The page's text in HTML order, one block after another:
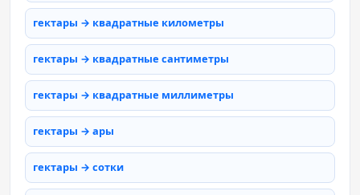
гектары → квадратные километры
гектары → квадратные сантиметры
гектары → квадратные миллиметры
гектары → ары
гектары → сотки